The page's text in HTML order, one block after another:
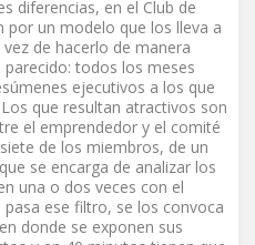
diferencias, en el Club de
por un modelo que los lleva a
de hacerlo de manera
parecido: todos los meses
ejecutivos a los que
que resultan atractivos son
el emprendedor y el comité
de los miembros, de un
se encarga de analizar los
una o dos veces con el
ese filtro, se los convoca
donde se exponen sus